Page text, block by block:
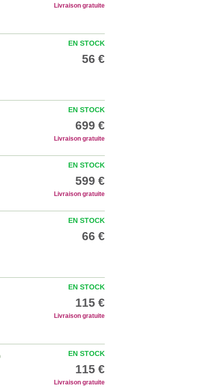
Livraison gratuite
EN STOCK
56 €
EN STOCK
699 €
Livraison gratuite
EN STOCK
599 €
Livraison gratuite
EN STOCK
66 €
EN STOCK
115 €
Livraison gratuite
EN STOCK
115 €
Livraison gratuite